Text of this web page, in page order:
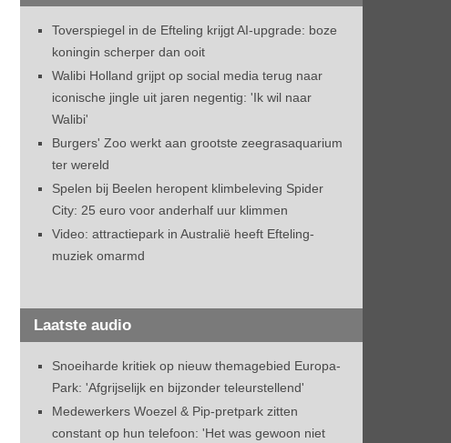
Toverspiegel in de Efteling krijgt AI-upgrade: boze
koningin scherper dan ooit
Walibi Holland grijpt op social media terug naar
iconische jingle uit jaren negentig: 'Ik wil naar
Walibi'
Burgers' Zoo werkt aan grootste zeegrasaquarium
ter wereld
Spelen bij Beelen heropent klimbeleving Spider
City: 25 euro voor anderhalf uur klimmen
Video: attractiepark in Australië heeft Efteling-
muziek omarmd
Laatste audio
Snoeiharde kritiek op nieuw themagebied Europa-
Park: 'Afgrijselijk en bijzonder teleurstellend'
Medewerkers Woezel & Pip-pretpark zitten
constant op hun telefoon: 'Het was gewoon niet